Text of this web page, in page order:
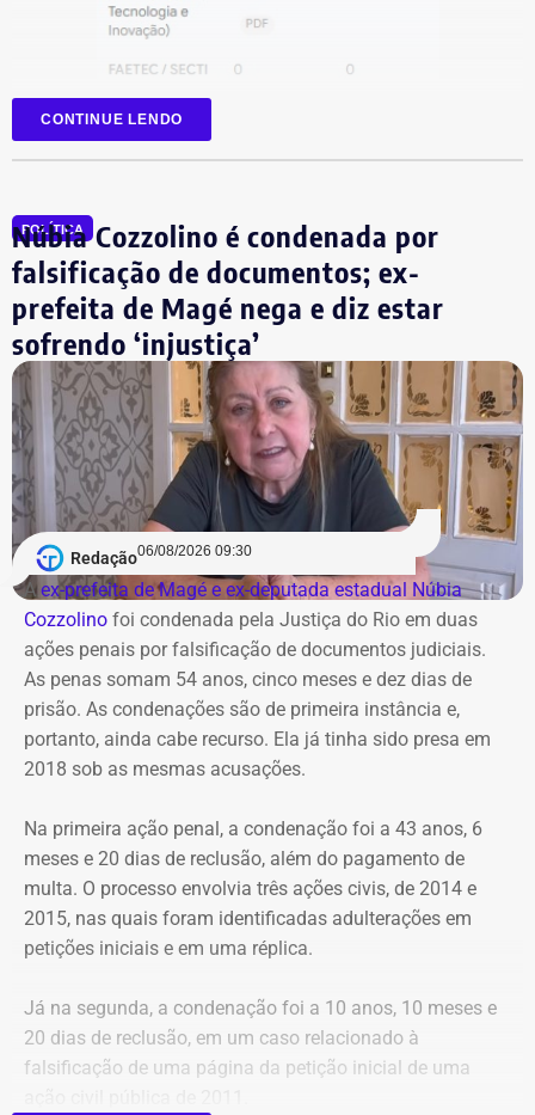
Cortes na Ciência e Tecnologia
atingiram a cúpula da antiga Ciência e Tecnologia,
mostrando um verdadeiro “desmonte” da estrutura
anterior. Foram desligados, de uma só vez: o
CONTINUE LENDO
POLÍTICA
Núbia Cozzolino é condenada por
falsificação de documentos; ex-
prefeita de Magé nega e diz estar
sofrendo ‘injustiça’
Redação06/08/2026 09:30
Aex-prefeita de Magé e ex-deputada estadual Núbia
Cozzolino foi condenada pela Justiça do Rio em duas
ações penais por falsificação de documentos judiciais.
As penas somam 54 anos, cinco meses e dez dias de
prisão. As condenações são de primeira instância e,
portanto, ainda cabe recurso. Ela já tinha sido presa em
2018 sob as mesmas acusações.
Na primeira ação penal, a condenação foi a 43 anos, 6
meses e 20 dias de reclusão, além do pagamento de
multa. O processo envolvia três ações civis, de 2014 e
2015, nas quais foram identificadas adulterações em
petições iniciais e em uma réplica.
Já na segunda, a condenação foi a 10 anos, 10 meses e
20 dias de reclusão, em um caso relacionado à
falsificação de uma página da petição inicial de uma